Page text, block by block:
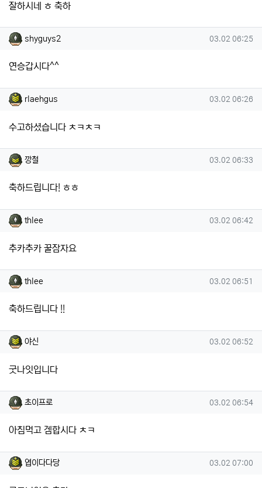
잘하시네 ㅎ 축하
shyguys2님의 댓글
shyguys2 작성일
03.02 06:25
연승갑시다^^
rlaehgus님의 댓글
rlaehgus 작성일
03.02 06:26
수고하셨습니다 ㅊㅋㅊㅋ
깡철님의 댓글
깡철 작성일
03.02 06:33
축하드립니다! ㅎㅎ
thlee님의 댓글
thlee 작성일
03.02 06:42
추카추카 꿀잠자요
thlee님의 댓글
thlee 작성일
03.02 06:51
축하드립니다 !!
야신님의 댓글
야신 작성일
03.02 06:52
굿나잇입니다
초이프로님의 댓글
초이프로 작성일
03.02 06:54
아침먹고 겜합시다 ㅊㅋ
엽이다다당님의 댓글
엽이다다당 작성일
03.02 07:00